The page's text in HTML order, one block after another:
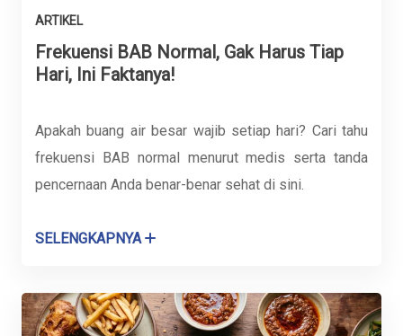
ARTIKEL
Frekuensi BAB Normal, Gak Harus Tiap
Hari, Ini Faktanya!
Apakah buang air besar wajib setiap hari? Cari tahu
frekuensi BAB normal menurut medis serta tanda
pencernaan Anda benar-benar sehat di sini.
SELENGKAPNYA